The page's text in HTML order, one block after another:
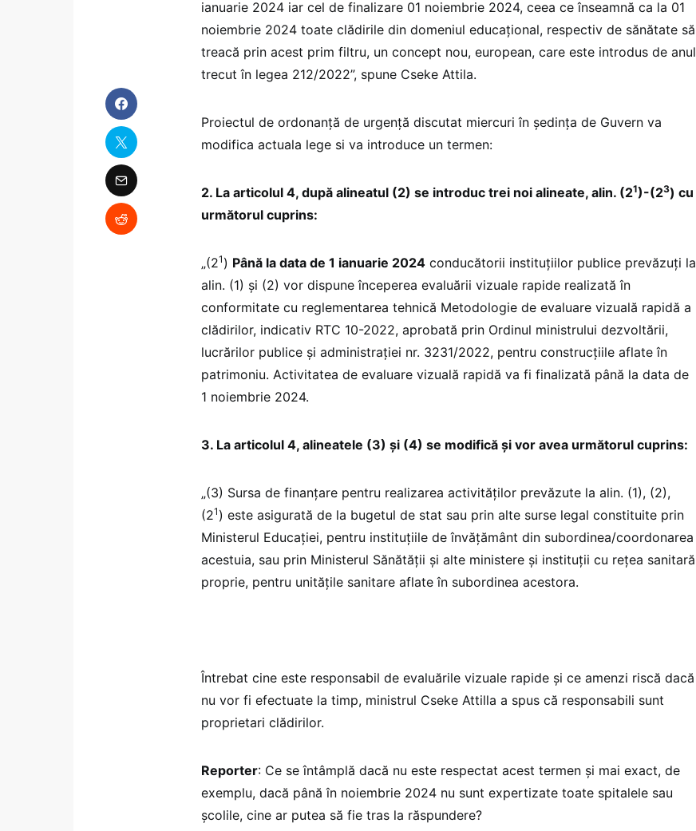
ianuarie 2024 iar cel de finalizare 01 noiembrie 2024, ceea ce înseamnă ca la 01
noiembrie 2024 toate clădirile din domeniul educațional, respectiv de sănătate să
treacă prin acest prim filtru, un concept nou, european, care este introdus de anul
trecut în legea 212/2022”, spune Cseke Attila.
Proiectul de ordonanță de urgență discutat miercuri în ședința de Guvern va
modifica actuala lege si va introduce un termen:
2. La articolul 4, după alineatul (2) se introduc trei noi alineate, alin. (21)-(23) cu
următorul cuprins:
„(21 ) Până la data de 1 ianuarie 2024 conducătorii instituţiilor publice prevăzuți la
alin. (1) și (2) vor dispune începerea evaluării vizuale rapide realizată în
conformitate cu reglementarea tehnică Metodologie de evaluare vizuală rapidă a
clădirilor, indicativ RTC 10-2022, aprobată prin Ordinul ministrului dezvoltării,
lucrărilor publice și administrației nr. 3231/2022, pentru construcțiile aflate în
patrimoniu. Activitatea de evaluare vizuală rapidă va fi finalizată până la data de
1 noiembrie 2024.
3. La articolul 4, alineatele (3) și (4) se modifică și vor avea următorul cuprins:
„(3) Sursa de finanţare pentru realizarea activităţilor prevăzute la alin. (1), (2),
(21 ) este asigurată de la bugetul de stat sau prin alte surse legal constituite prin
Ministerul Educaţiei, pentru instituţiile de învăţământ din subordinea/coordonarea
acestuia, sau prin Ministerul Sănătăţii şi alte ministere şi instituţii cu reţea sanitară
proprie, pentru unităţile sanitare aflate în subordinea acestora.
Întrebat cine este responsabil de evaluările vizuale rapide și ce amenzi riscă dacă
nu vor fi efectuate la timp, ministrul Cseke Attilla a spus că responsabili sunt
proprietari clădirilor.
Reporter: Ce se întâmplă dacă nu este respectat acest termen și mai exact, de
exemplu, dacă până în noiembrie 2024 nu sunt expertizate toate spitalele sau
școlile, cine ar putea să fie tras la răspundere?